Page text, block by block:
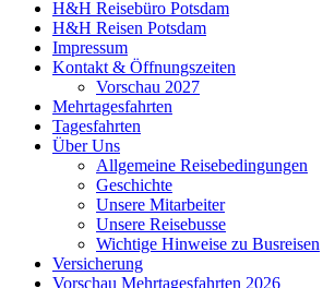
H&H Reisebüro Potsdam
H&H Reisen Potsdam
Impressum
Kontakt & Öffnungszeiten
Vorschau 2027
Mehrtagesfahrten
Tagesfahrten
Über Uns
Allgemeine Reisebedingungen
Geschichte
Unsere Mitarbeiter
Unsere Reisebusse
Wichtige Hinweise zu Busreisen
Versicherung
Vorschau Mehrtagesfahrten 2026